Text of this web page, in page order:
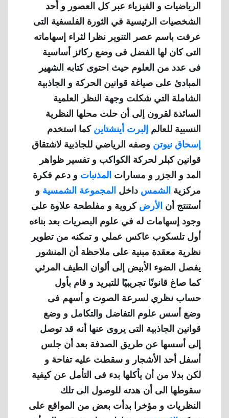
الرياضيات و الفيزياء عبر كل العصور و أحد
الشخصيات الرئيسية في الثورة الفلسفية التى
عرفت باسم عصر التنوير نظرا لثراء إسهاماته
التى كان لها الفضل فى وضع ركائز أساسية
فى عدد من العلوم حيث احتوى كتابه الشهير
المبادئ على صياغة قوانين الحركة و الجاذبية
الشاملة التي شكلت وجهة النظر العلمية
السائدة لقرون إلى أن حلت محلها النظرية
النسبية للعالم إلبرت أينشتاين كما استخدم
إسحاق نيوتن وصفه الرياضي للجاذبية لاشتقاق
قوانين كبلر لحركة الكواكب و تفسير ظواهر
المد و الجزر و مسارات المذنبات و دعم فكرة
مركزية الشمس داخل المجموعة الشمسية و
أستنتج أن الأرض كروية و مفلطحة علاوة على
وجود إسهامات له في علوم البصريات بعد بناءه
أول تلسكوب عاكس عملي و تمكنه من تطوير
نظرية معقدة مبنية على ملاحظة أن المنشور
يفصل الضوء الأبيض إلى ألوان الطيف المرئي
كما صاغ قانونًا تجريبيًا للتبريد و قام بأول
حساب نظري لسرعة الصوت و أسهم فى
وضع أسس علوم التفاضل والتكامل و وضع
قوانين الجاذبية التى يروى عنها أنه قد توصل
إلى أسسها عن طريق الصدفة بعد أن جلس
أسفل أحد الأشجار و سقطت عليه تفاحة و
لكن بدلا من أن يأكلها بدء فى التأمل عن كيفية
سقوطها الى أن هدته للوصول الى تلك
النظريات و مؤخرا بدأت بعض من المواقع على